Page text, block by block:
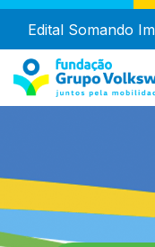
Edital Somando